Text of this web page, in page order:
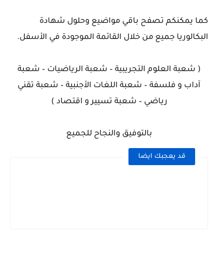
كما يمكنكم تصفح باقي مواضيع وحلول شهادة
البكالوريا جميع من خلال القائمة الموجودة في الأسفل.
( شعبة العلوم التجريبية – شعبة الرياضيات – شعبة
آداب و فلسفة – شعبة اللغات الأجنبية – شعبة تقني
رياضي – شعبة تسيير و اقتصاد )
بالتوفيق والنجاح للجميع
قد يعجبك ايضا